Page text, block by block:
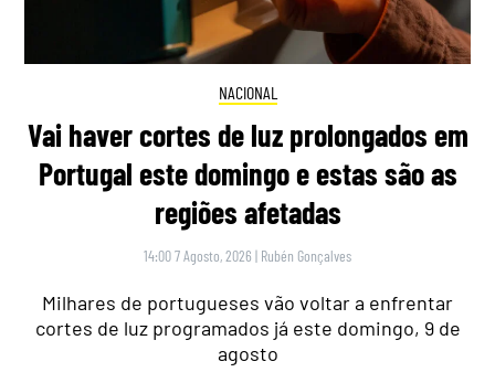
NACIONAL
Vai haver cortes de luz prolongados em
Portugal este domingo e estas são as
regiões afetadas
14:00 7 Agosto, 2026 | Rubén Gonçalves
Milhares de portugueses vão voltar a enfrentar
cortes de luz programados já este domingo, 9 de
agosto